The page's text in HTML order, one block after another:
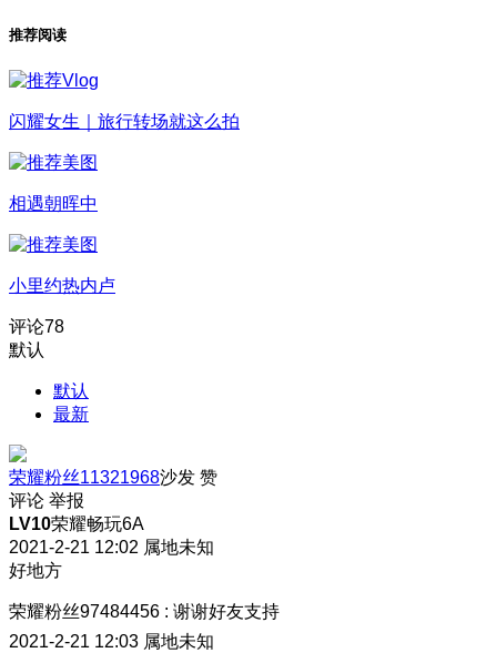
推荐阅读
闪耀女生｜旅行转场就这么拍
相遇朝晖中
小里约热内卢
评论78
默认
默认
最新
荣耀粉丝11321968沙发 赞
评论 举报
LV10荣耀畅玩6A
2021-2-21 12:02 属地未知
好地方
荣耀粉丝97484456 : 谢谢好友支持
2021-2-21 12:03 属地未知